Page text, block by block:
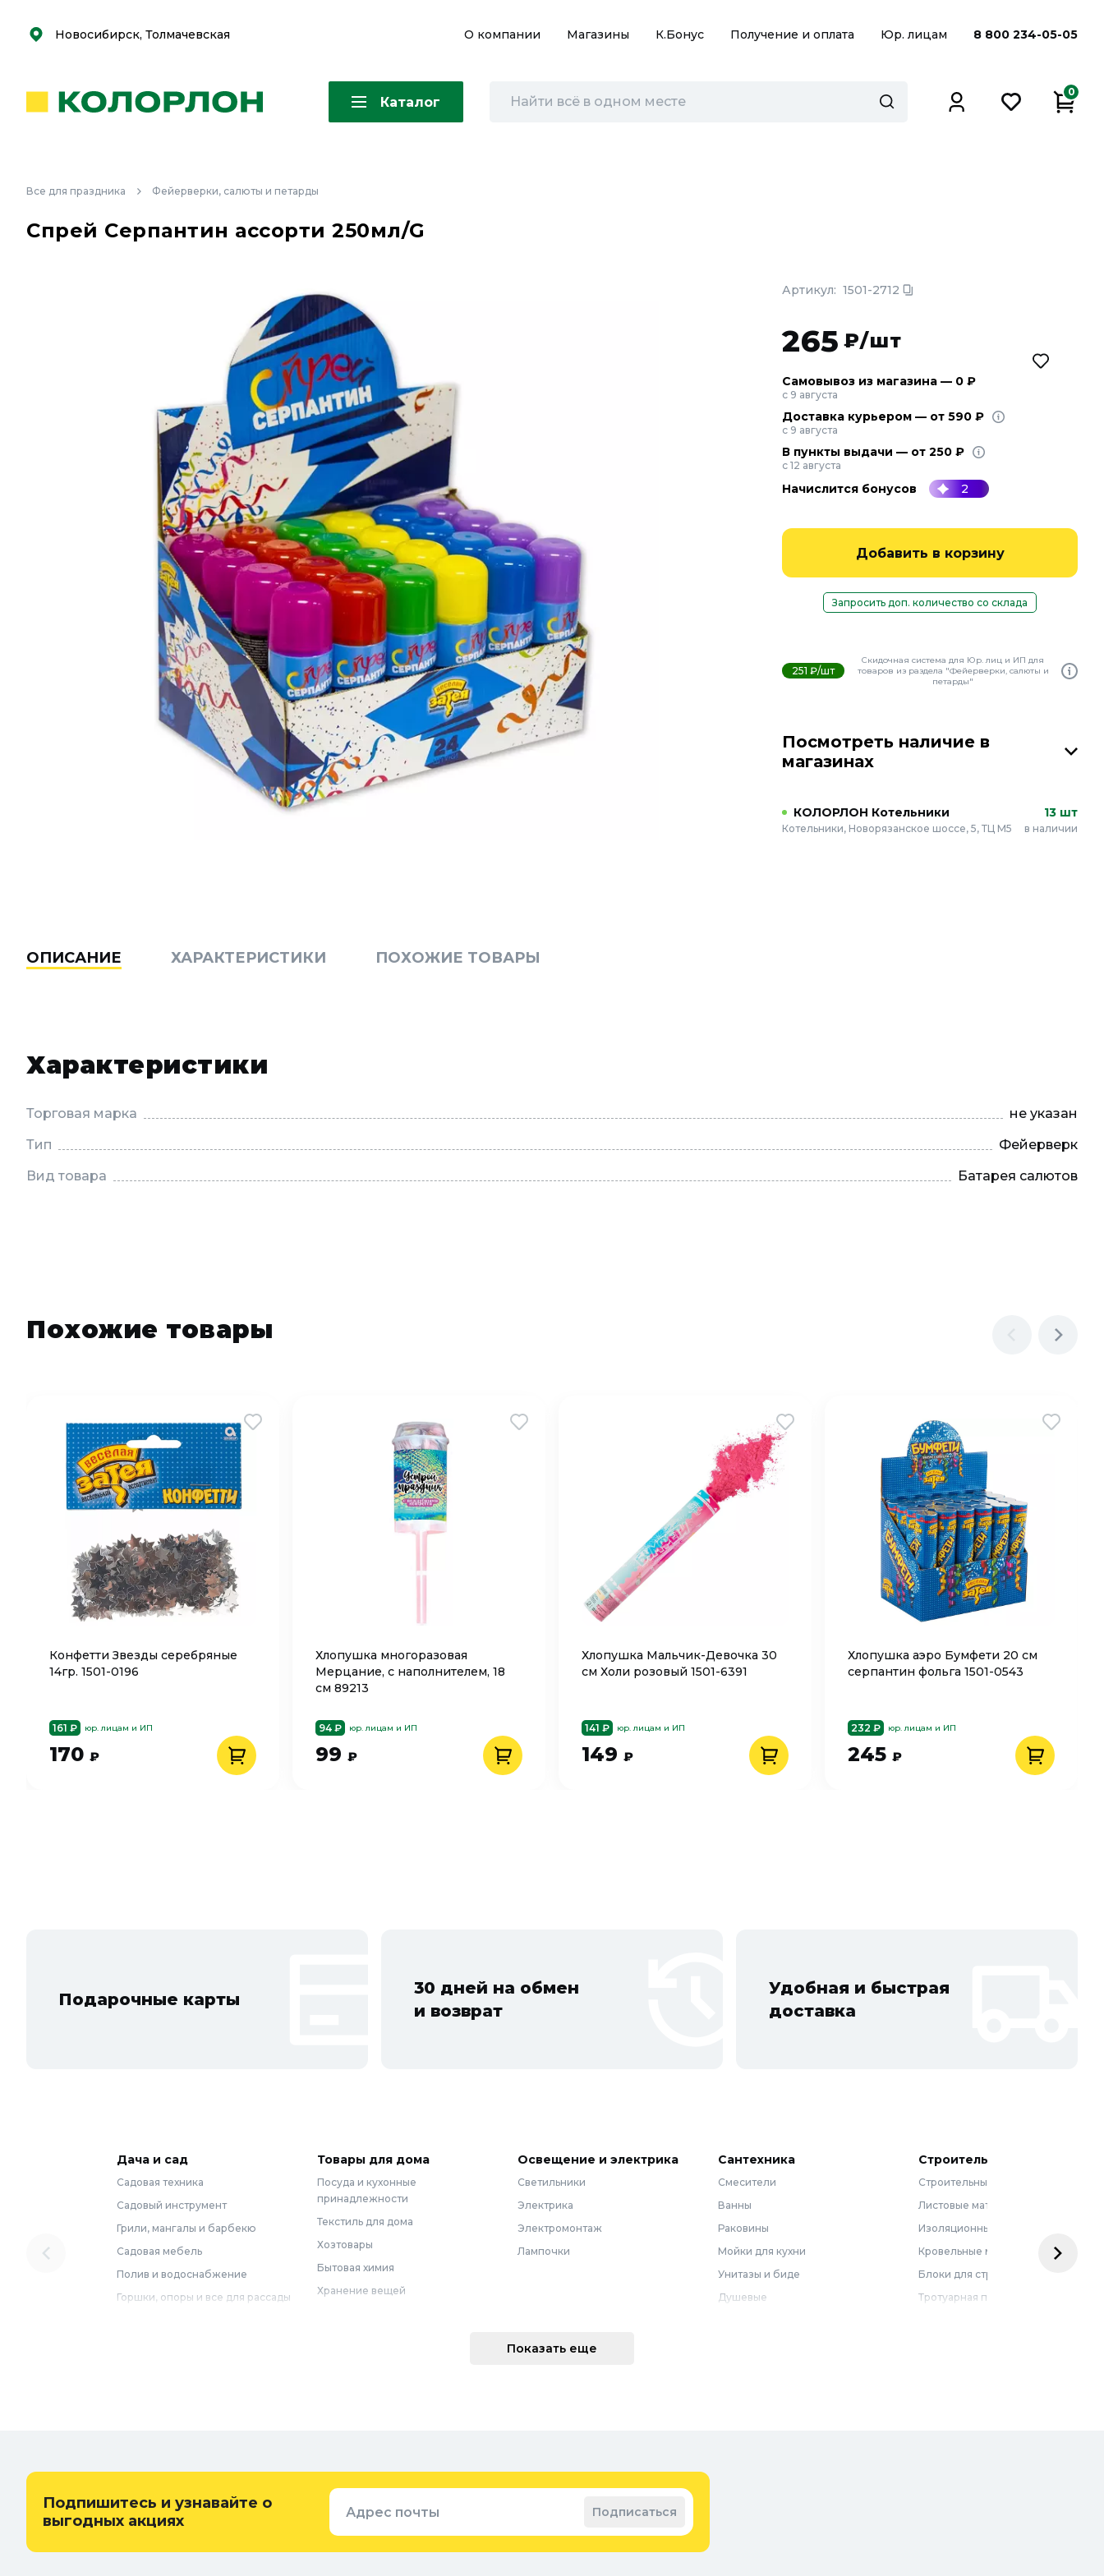
Скоро
Скоро
Новосибирск, Толмачевская О компании Магазины К.Бонус Получение и оплата Юр. лицам 8 800 234-05-05
Каталог
0
Все для праздника Фейерверки, салюты и петарды
Спрей Серпантин ассорти 250мл/G
Артикул: 1501-2712
265 ₽/шт
Самовывоз из магазина — 0 ₽
с 9 августа
Доставка курьером — от 590 ₽
с 9 августа
В пункты выдачи — от 250 ₽
с 12 августа
Начислится бонусов 2
Добавить в корзину
Запросить доп. количество со склада
251 ₽/шт
Скидочная система для Юр. лиц и ИП для
товаров из раздела "Фейерверки, салюты и
петарды"
Посмотреть наличие в
магазинах
КОЛОРЛОН Котельники
Котельники, Новорязанское шоссе, 5, ТЦ М5
13 шт
в наличии
ОПИСАНИЕ ХАРАКТЕРИСТИКИ ПОХОЖИЕ ТОВАРЫ
Характеристики
Торговая марка
не указан
Тип
Фейерверк
Вид товара
Батарея салютов
Похожие товары
Конфетти Звезды серебряные
14гр. 1501-0196
161 ₽ юр. лицам и ИП
170 ₽
Хлопушка многоразовая
Мерцание, с наполнителем, 18
см 89213
94 ₽ юр. лицам и ИП
99 ₽
Хлопушка Мальчик-Девочка 30
см Холи розовый 1501-6391
141 ₽ юр. лицам и ИП
149 ₽
Хлопушка аэро Бумфети 20 см
серпантин фольга 1501-0543
232 ₽ юр. лицам и ИП
245 ₽
Подарочные карты
30 дней на обмен
и возврат
Удобная и быстрая
доставка
Дача и сад
Садовая техника
Садовый инструмент
Грили, мангалы и барбекю
Садовая мебель
Полив и водоснабжение
Горшки, опоры и все для рассады
Теплицы, парники и укрывной
материал
Товары для дома
Посуда и кухонные
принадлежности
Текстиль для дома
Хозтовары
Бытовая химия
Хранение вещей
Придверные коврики
Освещение и электрика
Светильники
Электрика
Электромонтаж
Лампочки
Сантехника
Смесители
Ванны
Раковины
Мойки для кухни
Унитазы и биде
Душевые
Строительные материалы
Строительные смеси
Листовые материалы
Изоляционные материалы
Кровельные материалы
Блоки для строительства
Тротуарная плитка
Показать еще
Подпишитесь и узнавайте о
выгодных акциях
Адрес почты Подписаться